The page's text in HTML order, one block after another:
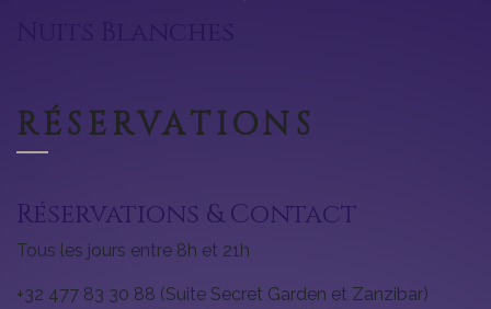
RÉSERVATIONS
Réservations & Contact
Tous les jours entre 8h et 21h
+32 477 83 30 88 (Suite Secret Garden et Zanzibar)